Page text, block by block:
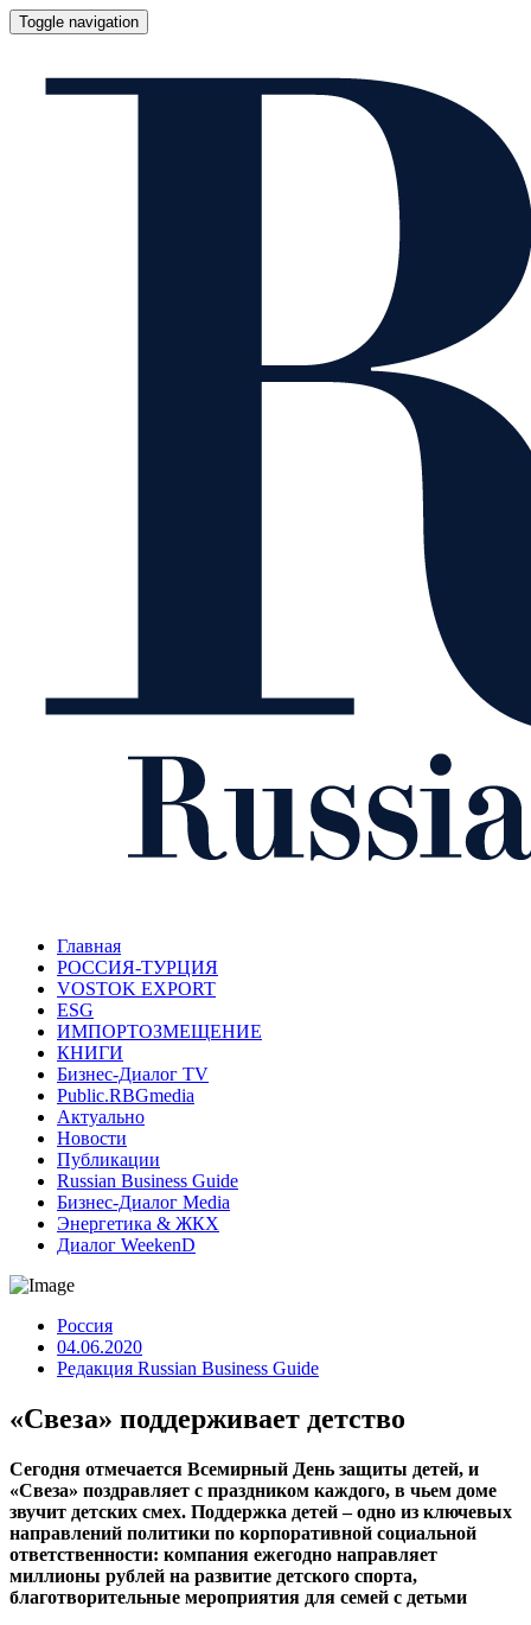
Toggle navigation
Главная
РОССИЯ-ТУРЦИЯ
VOSTOK EXPORT
ESG
ИМПОРТОЗМЕЩЕНИЕ
КНИГИ
Бизнес-Диалог TV
Public.RBGmedia
Актуально
Новости
Публикации
Russian Business Guide
Бизнес-Диалог Media
Энергетика & ЖКХ
Диалог WeekenD
Россия
04.06.2020
Редакция Russian Business Guide
«Свеза» поддерживает детство
Сегодня отмечается Всемирный День защиты детей, и
«Свеза» поздравляет с праздником каждого, в чьем доме
звучит детских смех. Поддержка детей – одно из ключевых
направлений политики по корпоративной социальной
ответственности: компания ежегодно направляет
миллионы рублей на развитие детского спорта,
благотворительные мероприятия для семей с детьми